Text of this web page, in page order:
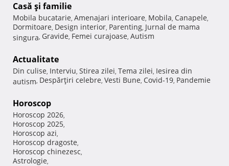
Casă şi familie
Mobila bucatarie, Amenajari interioare, Mobila, Canapele,
Dormitoare, Design interior, Parenting, Jurnal de mama
singura, Gravide, Femei curajoase, Autism
Actualitate
Din culise, Interviu, Stirea zilei, Tema zilei, Iesirea din
autism, Despărţiri celebre, Vesti Bune, Covid-19, Pandemie
Horoscop
Horoscop 2026,
Horoscop 2025,
Horoscop azi,
Horoscop dragoste,
Horoscop chinezesc,
Astrologie,